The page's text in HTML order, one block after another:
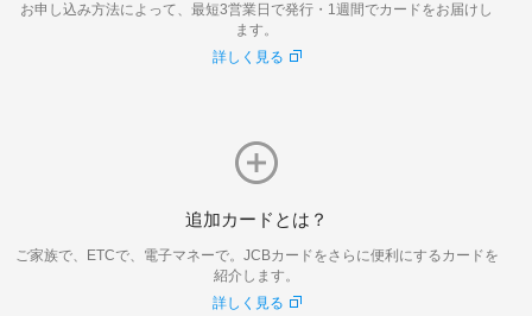
お申し込み方法によって、最短3営業日で発行・1週間でカードをお届けし
ます。
詳しく見る
追加カードとは？
ご家族で、ETCで、電子マネーで。JCBカードをさらに便利にするカードを
紹介します。
詳しく見る